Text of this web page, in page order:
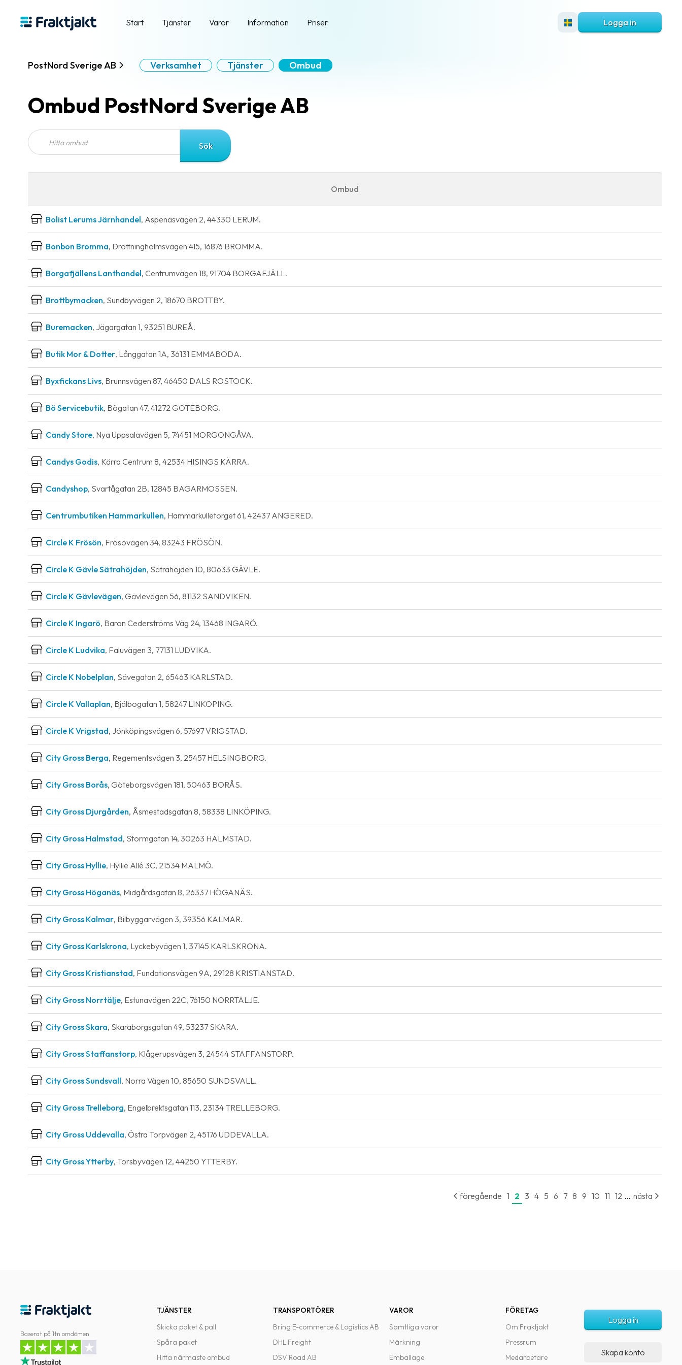
Start Tjänster Varor Information Priser Logga in
PostNord Sverige AB Verksamhet Tjänster Ombud
Ombud PostNord Sverige AB
Ombud
Bolist Lerums Järnhandel, Aspenäsvägen 2, 44330 LERUM.
Bonbon Bromma, Drottningholmsvägen 415, 16876 BROMMA.
Borgafjällens Lanthandel, Centrumvägen 18, 91704 BORGAFJÄLL.
Brottbymacken, Sundbyvägen 2, 18670 BROTTBY.
Buremacken, Jägargatan 1, 93251 BUREÅ.
Butik Mor & Dotter, Långgatan 1A, 36131 EMMABODA.
Byxfickans Livs, Brunnsvägen 87, 46450 DALS ROSTOCK.
Bö Servicebutik, Bögatan 47, 41272 GÖTEBORG.
Candy Store, Nya Uppsalavägen 5, 74451 MORGONGÅVA.
Candys Godis, Kärra Centrum 8, 42534 HISINGS KÄRRA.
Candyshop, Svartågatan 2B, 12845 BAGARMOSSEN.
Centrumbutiken Hammarkullen, Hammarkulletorget 61, 42437 ANGERED.
Circle K Frösön, Frösövägen 34, 83243 FRÖSÖN.
Circle K Gävle Sätrahöjden, Sätrahöjden 10, 80633 GÄVLE.
Circle K Gävlevägen, Gävlevägen 56, 81132 SANDVIKEN.
Circle K Ingarö, Baron Cederströms Väg 24, 13468 INGARÖ.
Circle K Ludvika, Faluvägen 3, 77131 LUDVIKA.
Circle K Nobelplan, Sävegatan 2, 65463 KARLSTAD.
Circle K Vallaplan, Bjälbogatan 1, 58247 LINKÖPING.
Circle K Vrigstad, Jönköpingsvägen 6, 57697 VRIGSTAD.
City Gross Berga, Regementsvägen 3, 25457 HELSINGBORG.
City Gross Borås, Göteborgsvägen 181, 50463 BORÅS.
City Gross Djurgården, Åsmestadsgatan 8, 58338 LINKÖPING.
City Gross Halmstad, Stormgatan 14, 30263 HALMSTAD.
City Gross Hyllie, Hyllie Allé 3C, 21534 MALMÖ.
City Gross Höganäs, Midgårdsgatan 8, 26337 HÖGANÄS.
City Gross Kalmar, Bilbyggarvägen 3, 39356 KALMAR.
City Gross Karlskrona, Lyckebyvägen 1, 37145 KARLSKRONA.
City Gross Kristianstad, Fundationsvägen 9A, 29128 KRISTIANSTAD.
City Gross Norrtälje, Estunavägen 22C, 76150 NORRTÄLJE.
City Gross Skara, Skaraborgsgatan 49, 53237 SKARA.
City Gross Staffanstorp, Klågerupsvägen 3, 24544 STAFFANSTORP.
City Gross Sundsvall, Norra Vägen 10, 85650 SUNDSVALL.
City Gross Trelleborg, Engelbrektsgatan 113, 23134 TRELLEBORG.
City Gross Uddevalla, Östra Torpvägen 2, 45176 UDDEVALLA.
City Gross Ytterby, Torsbyvägen 12, 44250 YTTERBY.
föregående 1 2 3 4 5 6 7 8 9 10 11 12 ... nästa
Baserat på 1tn omdömen
TJÄNSTER
Skicka paket & pall
Spåra paket
Hitta närmaste ombud
TRANSPORTÖRER
Bring E-commerce & Logistics AB
DHL Freight
DSV Road AB
VAROR
Samtliga varor
Märkning
Emballage
FÖRETAG
Om Fraktjakt
Pressrum
Medarbetare
Logga in
Skapa konto